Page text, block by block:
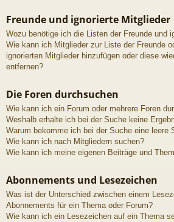
Freunde und ignorierte Mitglieder
Wozu benötige ich die Listen der Freunde und
Wie kann ich Mitglieder zur Liste der Freunde
ignorierten Mitglieder hinzufügen oder diese
entfernen?
Die Foren durchsuchen
Wie kann ich ein Forum oder mehrere Foren
Weshalb erhalte ich bei der Suche keine
Warum bekomme ich bei der Suche eine leere
Wie kann ich nach Mitgliedern suchen?
Wie kann ich meine eigenen Beiträge und
Abonnements und Lesezeichen
Was ist der Unterschied zwischen einem
Abonnements für ein Thema oder Forum?
Wie kann ich ein Lesezeichen auf ein Thema